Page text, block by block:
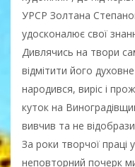
УРСР Золтана
удосконалює свої
Дивлячись на твори
відмітити його
народився, виріс і
куток на
вивчив та не
За роки творчої праці
неповторний почерк